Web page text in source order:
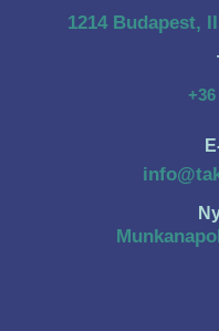
1214 Budapest,
+36